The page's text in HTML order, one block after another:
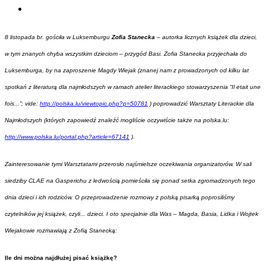
8 listopada br. gościła w LuksemburguZofia Stanecka – autorka licznych książek dla dzieci,
w tym znanych chyba wszystkim dzieciom – przygód Basi. Zofia Stanecka przyjechała do
Luksemburga, by na zaproszenie Magdy Wiejak (znanej nam z prowadzonych od kilku lat
spotkań z literaturą dla najmłodszych w ramach atelier literackiego stowarzyszenia “Il etait une
fois...”; vide: http://polska.lu/viewtopic.php?p=50781 ) poprowadzić Warsztaty Literackie dla
Najmłodszych (których zapowiedź znaleźć mogliście oczywiście także na polska.lu:
http://www.polska.lu/portal.php?article=67141 ).
Zainteresowanie tymi Warsztatami przerosło najśmielsze oczekiwania organizatorów. W sali
siedziby CLAE na Gasperichu z ledwością pomieściła się ponad setka zgromadzonych tego
dnia dzieci i ich rodziców. O przeprowadzenie rozmowy z polską pisarką poprosiliśmy
czytelników jej książek, czyli... dzieci. I oto specjalnie dla Was – Magda, Basia, Lidka i Wojtek
Wiejakowie rozmawiają z Zofią Stanecką:
Ile dni można najdłużej pisać książkę?